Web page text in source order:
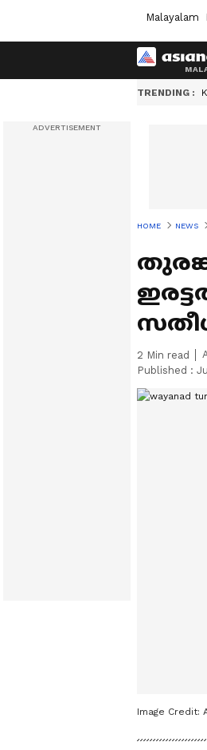
Malayalam
TRENDING :
HOME NEWS
2 Min read
Published :
Image Credit: